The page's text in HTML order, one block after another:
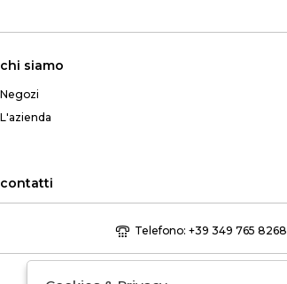
chi siamo
Negozi
L'azienda
contatti
Telefono: +39 349 765 8268